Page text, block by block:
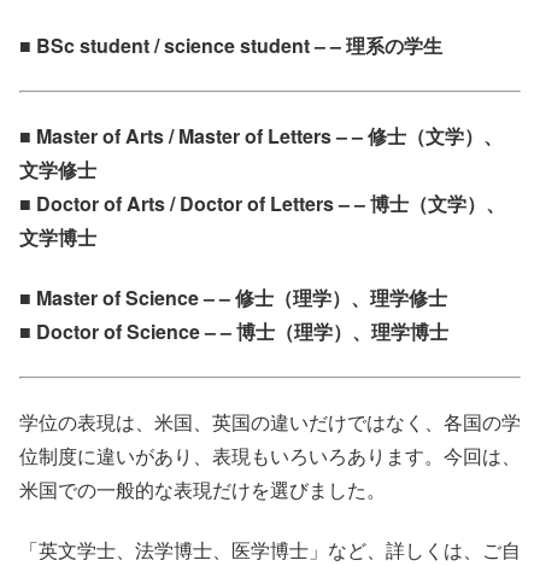
■ BSc student / science student – – 理系の学生
■ Master of Arts / Master of Letters – – 修士（文学）、
文学修士
■ Doctor of Arts / Doctor of Letters – – 博士（文学）、
文学博士
■ Master of Science – – 修士（理学）、理学修士
■ Doctor of Science – – 博士（理学）、理学博士
学位の表現は、米国、英国の違いだけではなく、各国の学
位制度に違いがあり、表現もいろいろあります。今回は、
米国での一般的な表現だけを選びました。
「英文学士、法学博士、医学博士」など、詳しくは、ご自